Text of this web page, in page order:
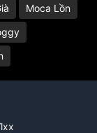
Moca Lồn